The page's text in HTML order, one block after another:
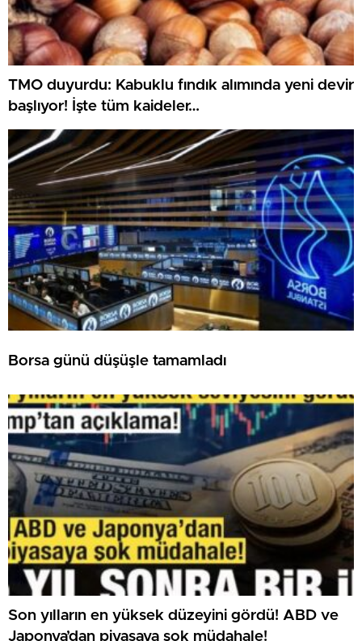
TMO duyurdu: Kabuklu fındık alımında yeni devir
başlıyor! İşte tüm kaideler…
Borsa günü düşüşle tamamladı
Son yılların en yüksek düzeyini gördü! ABD ve
Japonya’dan piyasaya şok müdahale!